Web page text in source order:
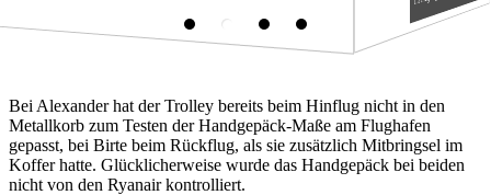
Bei Alexander hat der Trolley bereits beim Hinflug nicht in den
Metallkorb zum Testen der Handgepäck-Maße am Flughafen
gepasst, bei Birte beim Rückflug, als sie zusätzlich Mitbringsel im
Koffer hatte. Glücklicherweise wurde das Handgepäck bei beiden
nicht von den Ryanair kontrolliert.